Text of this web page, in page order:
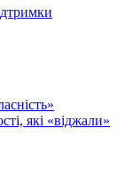
які «віджали»